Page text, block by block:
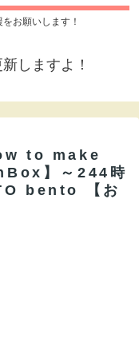
お願いします！
しますよ！
to make
】～244時
bento 【お